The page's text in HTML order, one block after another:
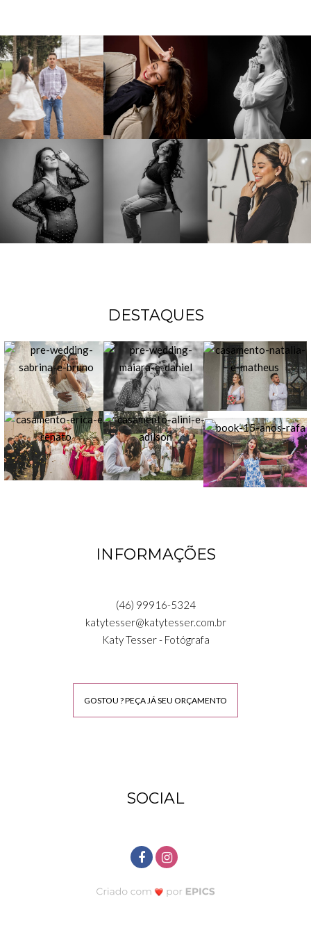
DESTAQUES
INFORMAÇÕES
(46) 99916-5324
katytesser@katytesser.com.br
Katy Tesser - Fotógrafa
GOSTOU ? PEÇA JÁ SEU ORÇAMENTO
SOCIAL